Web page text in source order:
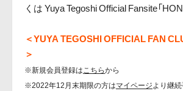
くは Yuya Tegoshi Official Fansite「
＜YUYA TEGOSHI OFFICIAL FAN
＞
※新規会員登録はこちらから
※2022年12月末期限の方はマイページより継